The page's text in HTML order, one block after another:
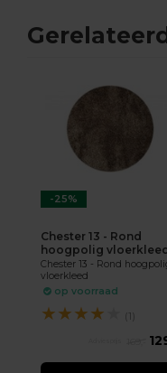
-25%
Chester 13 - Rond
hoogpolig vloerkleed
Chester 13 - Rond
vloerkleed
op voorraad
★★★★ (1)